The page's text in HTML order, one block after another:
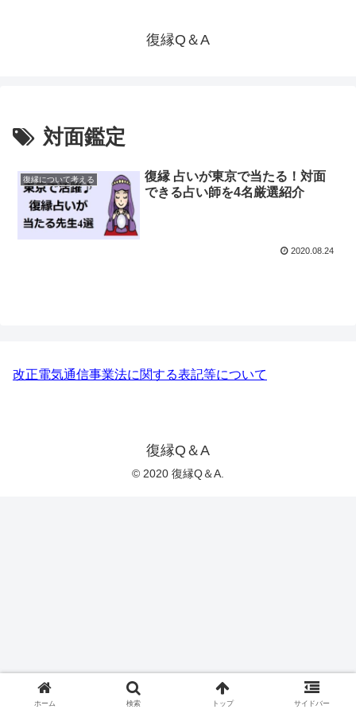
復縁Q＆A
対面鑑定
復縁について考える
復縁 占いが東京で当たる！対面
できる占い師を4名厳選紹介
2020.08.24
改正電気通信事業法に関する表記等について
復縁Q＆A
© 2020 復縁Q＆A.
ホーム 検索 トップ サイドバー